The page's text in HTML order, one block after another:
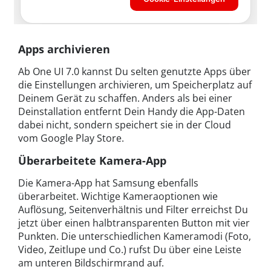
Apps archivieren
Ab One UI 7.0 kannst Du selten genutzte Apps über
die Einstellungen archivieren, um Speicherplatz auf
Deinem Gerät zu schaffen. Anders als bei einer
Deinstallation entfernt Dein Handy die App-Daten
dabei nicht, sondern speichert sie in der Cloud
vom Google Play Store.
Überarbeitete Kamera-App
Die Kamera-App hat Samsung ebenfalls
überarbeitet. Wichtige Kameraoptionen wie
Auflösung, Seitenverhältnis und Filter erreichst Du
jetzt über einen halbtransparenten Button mit vier
Punkten. Die unterschiedlichen Kameramodi (Foto,
Video, Zeitlupe und Co.) rufst Du über eine Leiste
am unteren Bildschirmrand auf.